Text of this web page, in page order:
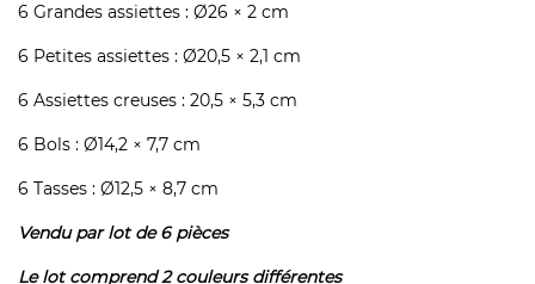
6 Grandes assiettes : Ø26 × 2 cm
6 Petites assiettes : Ø20,5 × 2,1 cm
6 Assiettes creuses : 20,5 × 5,3 cm
6 Bols : Ø14,2 × 7,7 cm
6 Tasses : Ø12,5 × 8,7 cm
Vendu par lot de 6 pièces
Le lot comprend 2 couleurs différentes